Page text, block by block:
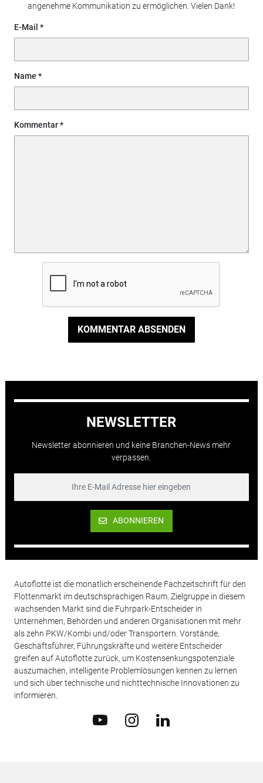
angenehme Kommunikation zu ermöglichen. Vielen Dank!
E-Mail
Name
Kommentar
KOMMENTAR ABSENDEN
NEWSLETTER
Newsletter abonnieren und keine Branchen-News mehr
verpassen.
ABONNIEREN
Autoflotte ist die monatlich erscheinende Fachzeitschrift für den
Flottenmarkt im deutschsprachigen Raum. Zielgruppe in diesem
wachsenden Markt sind die Fuhrpark-Entscheider in
Unternehmen, Behörden und anderen Organisationen mit mehr
als zehn PKW/Kombi und/oder Transportern. Vorstände,
Geschäftsführer, Führungskräfte und weitere Entscheider
greifen auf Autoflotte zurück, um Kostensenkungspotenziale
auszumachen, intelligente Problemlösungen kennen zu lernen
und sich über technische und nichttechnische Innovationen zu
informieren.